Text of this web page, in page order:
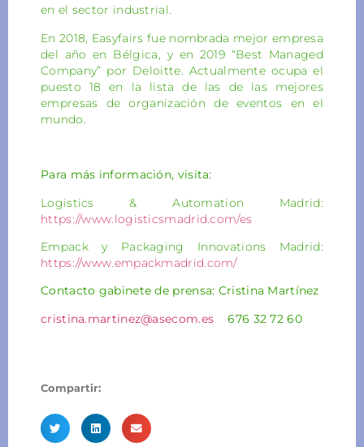
en el sector industrial.
En 2018, Easyfairs fue nombrada mejor empresa
del año en Bélgica, y en 2019 “Best Managed
Company” por Deloitte. Actualmente ocupa el
puesto 18 en la lista de las de las mejores
empresas de organización de eventos en el
mundo.
Para más información, visita:
Logistics & Automation Madrid:
https://www.logisticsmadrid.com/es
Empack y Packaging Innovations Madrid:
https://www.empackmadrid.com/
Contacto gabinete de prensa: Cristina Martínez
cristina.martinez@asecom.es 676 32 72 60
Compartir: